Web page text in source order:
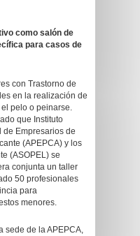
como salón de
para casos de
con Trastorno de
en la realización de
pelo o peinarse.
que Instituto
de Empresarios de
(APEPCA) y los
(ASOPEL) se
conjunta un taller
50 profesionales
para
menores.
sede de la APEPCA,